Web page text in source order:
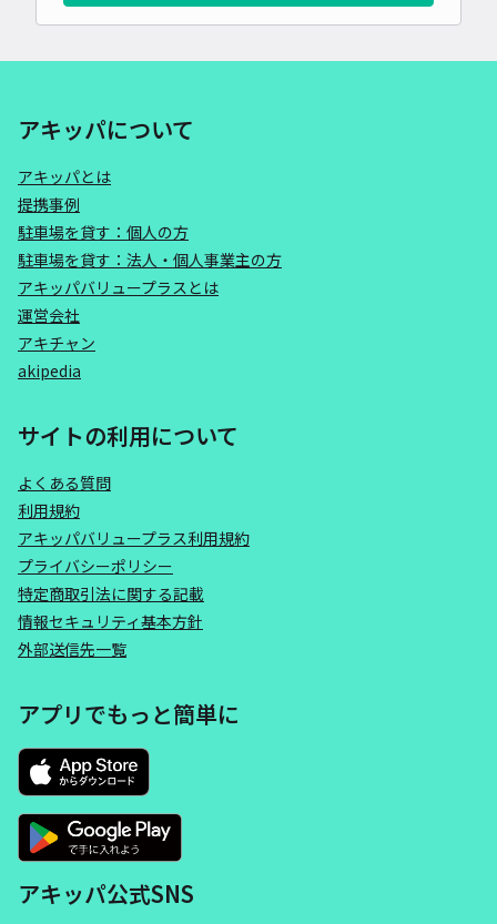
アキッパについて
アキッパとは
提携事例
駐車場を貸す：個人の方
駐車場を貸す：法人・個人事業主の方
アキッパバリュープラスとは
運営会社
アキチャン
akipedia
サイトの利用について
よくある質問
利用規約
アキッパバリュープラス利用規約
プライバシーポリシー
特定商取引法に関する記載
情報セキュリティ基本方針
外部送信先一覧
アプリでもっと簡単に
アキッパ公式SNS